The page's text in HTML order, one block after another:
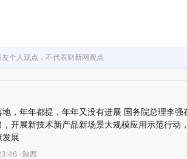
个人观点，不代表财新网观点
，年年都提，年年又没有进展 国务院总理李
开展新技术新产品新场景大规模应用示范行动
发展
· 陕西